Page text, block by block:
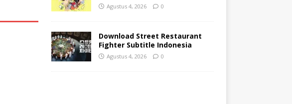
Agustus 4, 2026 0
Download Street Restaurant
Fighter Subtitle Indonesia
Agustus 4, 2026 0